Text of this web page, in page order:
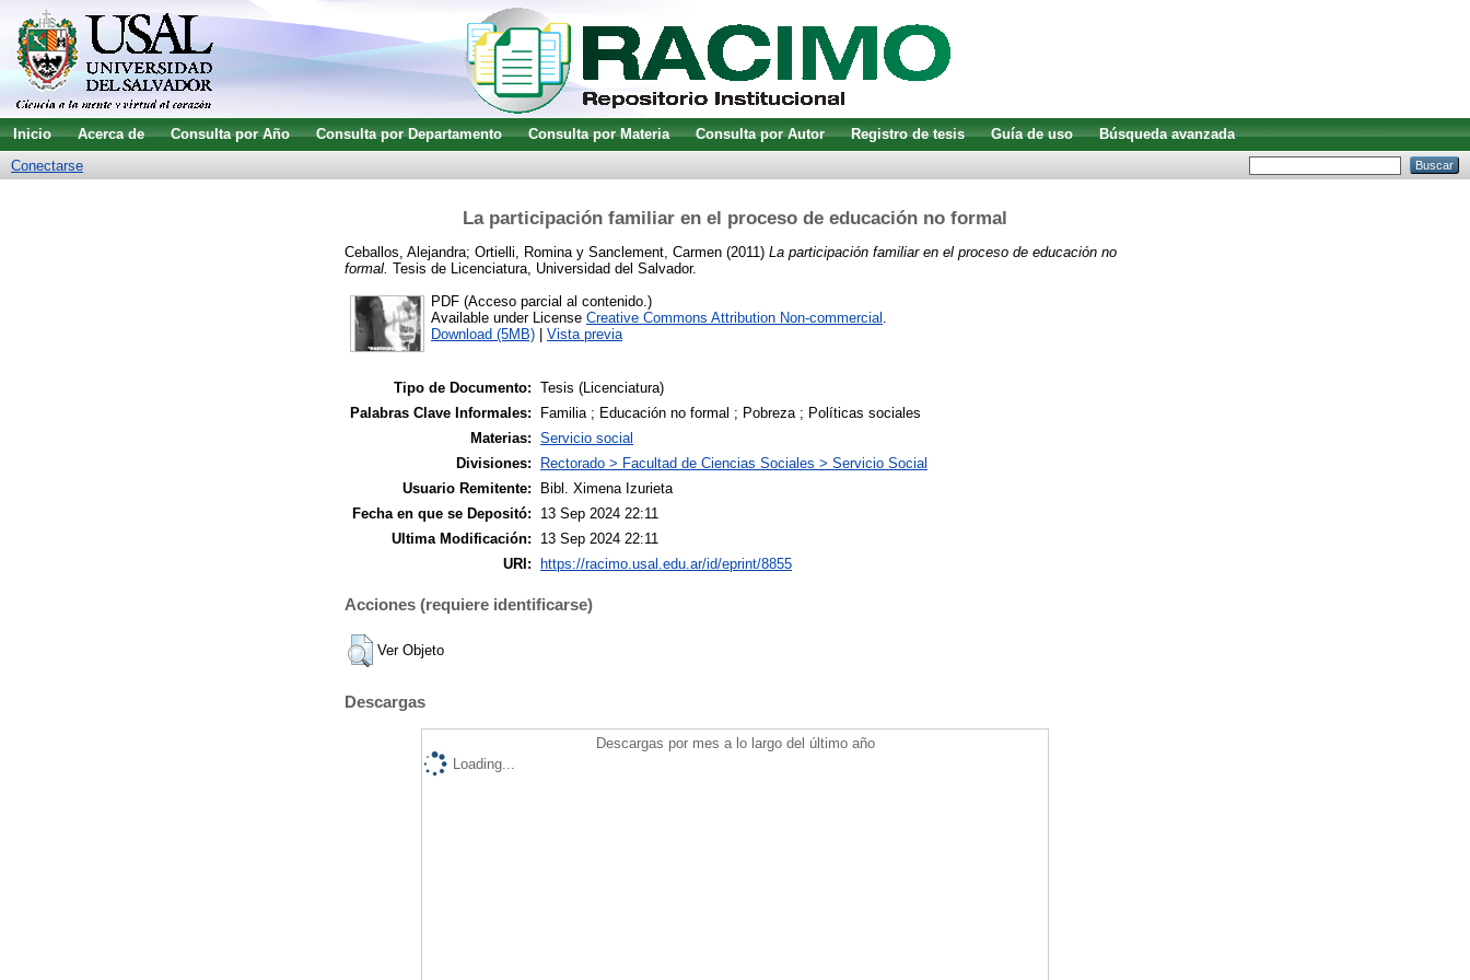
Inicio Acerca de Consulta por Año Consulta por Departamento Consulta por Materia Consulta por Autor Registro de tesis Guía de uso
Búsqueda avanzada
Conectarse
La participación familiar en el proceso de educación no formal
Ceballos, Alejandra; Ortielli, Romina y Sanclement, Carmen (2011) La participación familiar en el proceso de educación no
formal. Tesis de Licenciatura, Universidad del Salvador.
PDF (Acceso parcial al contenido.)
Available under License Creative Commons Attribution Non-commercial .
Download (5MB)
Vista previa
Tipo de Documento: Tesis (Licenciatura)
Palabras Clave Informales:
Familia ; Educación no formal ; Pobreza ; Políticas sociales
Materias: Servicio social
Divisiones:
Rectorado > Facultad de Ciencias Sociales > Servicio Social
Usuario Remitente:
Bibl. Ximena Izurieta
Fecha en que se Depositó:
13 Sep 2024 22:11
Ultima Modificación:
13 Sep 2024 22:11
URI:
https://racimo.usal.edu.ar/id/eprint/8855
Acciones (requiere identificarse)
Ver Objeto
Descargas
Descargas por mes a lo largo del último año
Loading...